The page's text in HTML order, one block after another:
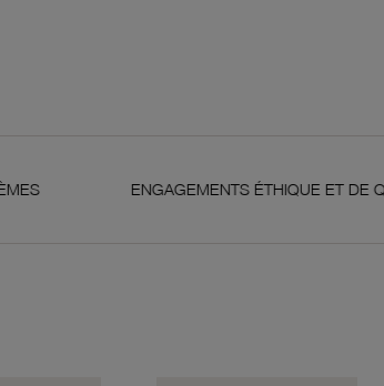
ENGAGEMENTS ÉTHIQUE ET DE QUALITÉ